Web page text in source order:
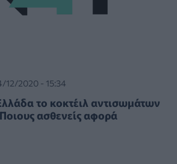
12/2020 - 15:34
το κοκτέιλ αντισωμάτων
ασθενείς αφορά